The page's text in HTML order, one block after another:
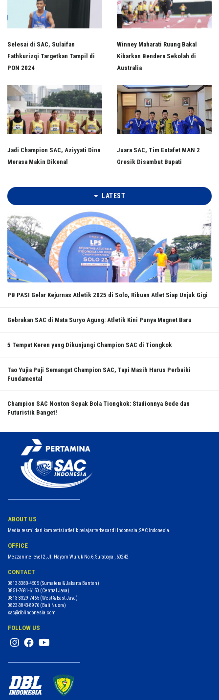
Selesai di SAC, Sulaifan
Fathkurizqi Targetkan Tampil di
PON 2024
Winney Maharati Ruung Bakal
Kibarkan Bendera Sekolah di
Australia
Jadi Champion SAC, Aziyyati Dina
Merasa Makin Dikenal
Juara SAC, Tim Estafet MAN 2
Gresik Disambut Bupati
LATEST
PB PASI Gelar Kejurnas Atletik 2025 di Solo, Ribuan Atlet Siap Unjuk Gigi
Gebrakan SAC di Mata Suryo Agung: Atletik Kini Punya Magnet Baru
5 Tempat Keren yang Dikunjungi Champion SAC di Tiongkok
Tao Yujia Puji Semangat Champion SAC, Tapi Masih Harus Perbaiki
Fundamental
Champion SAC Nonton Sepak Bola Tiongkok: Stadionnya Gede dan
Futuristik Banget!
ABOUT US
Media resmi dari kompetisi atletik pelajar terbesar di Indonesia, SAC Indonesia.
OFFICE
Mezzanine level 2, Jl. Hayam Wuruk No.6, Surabaya , 60242
CONTACT
0813-3380-4505 (Sumatera & Jakarta Banten)
0851-7681-6150 (Central Java)
0813-3329-7465 (West & East Java)
0823-3843-8976 (Bali Nusra)
sac@dblindonesia.com
FOLLOW US